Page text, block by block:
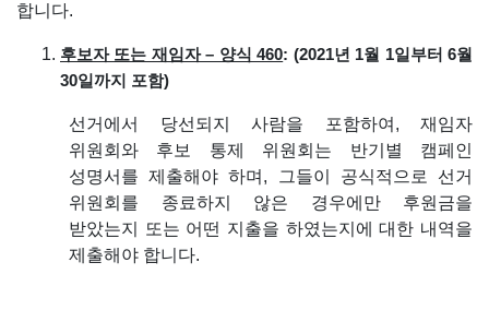
합니다.
후보자 또는 재임자 – 양식 460: (2021년 1월 1일부터 6월
30일까지 포함)
선거에서 당선되지 사람을 포함하여, 재임자
위원회와 후보 통제 위원회는 반기별 캠페인
성명서를 제출해야 하며, 그들이 공식적으로 선거
위원회를 종료하지 않은 경우에만 후원금을
받았는지 또는 어떤 지출을 하였는지에 대한 내역을
제출해야 합니다.